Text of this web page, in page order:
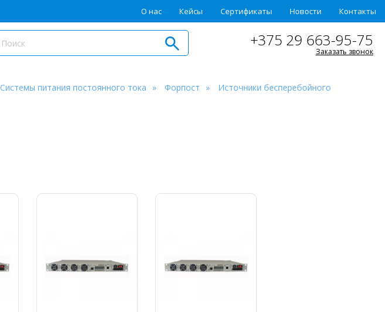
О нас Кейсы Сертификаты Новости Контакты
+375 29 663-95-75
Заказать звонок
Системы питания постоянного тока Форпост
Источники бесперебойного